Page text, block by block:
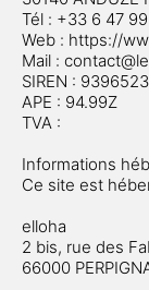
Tél : +33 6 47
Web : https://
Mail :
SIREN :
APE : 94.99Z
TVA :
Informations
Ce site est
elloha
2 bis, rue des
66000